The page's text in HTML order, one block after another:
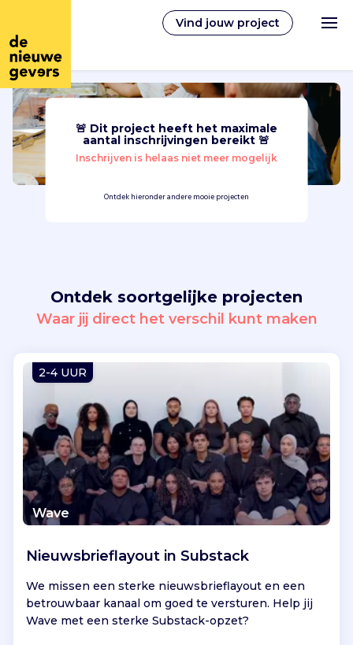
Vind jouw project
Nederlands
Vrijwilligerswerk
Vind jouw project
Inloggen
🚨 Dit project heeft het maximale
aantal inschrijvingen bereikt 🚨
Inschrijven is helaas niet meer mogelijk
Ontdek hieronder andere mooie projecten
Ontdek soortgelijke projecten
Waar jij direct het verschil kunt maken
2-4 UUR
Wave
Nieuwsbrieflayout in Substack
We missen een sterke nieuwsbrieflayout en een
betrouwbaar kanaal om goed te versturen. Help jij
Wave met een sterke Substack-opzet?